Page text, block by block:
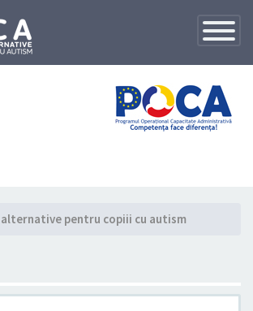
Toggle
pentru copiii cu autism